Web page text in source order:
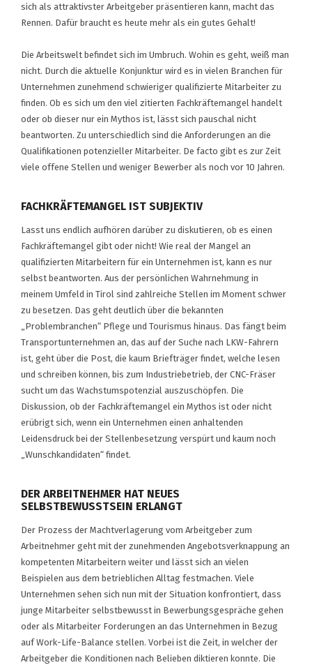
sich als attraktivster Arbeitgeber präsentieren kann, macht das
Rennen. Dafür braucht es heute mehr als ein gutes Gehalt!
Die Arbeitswelt befindet sich im Umbruch. Wohin es geht, weiß man
nicht. Durch die aktuelle Konjunktur wird es in vielen Branchen für
Unternehmen zunehmend schwieriger qualifizierte Mitarbeiter zu
finden. Ob es sich um den viel zitierten Fachkräftemangel handelt
oder ob dieser nur ein Mythos ist, lässt sich pauschal nicht
beantworten. Zu unterschiedlich sind die Anforderungen an die
Qualifikationen potenzieller Mitarbeiter. De facto gibt es zur Zeit
viele offene Stellen und weniger Bewerber als noch vor 10 Jahren.
FACHKRÄFTEMANGEL IST SUBJEKTIV
Lasst uns endlich aufhören darüber zu diskutieren, ob es einen
Fachkräftemangel gibt oder nicht! Wie real der Mangel an
qualifizierten Mitarbeitern für ein Unternehmen ist, kann es nur
selbst beantworten. Aus der persönlichen Wahrnehmung in
meinem Umfeld in Tirol sind zahlreiche Stellen im Moment schwer
zu besetzen. Das geht deutlich über die bekannten
„Problembranchen“ Pflege und Tourismus hinaus. Das fängt beim
Transportunternehmen an, das auf der Suche nach LKW-Fahrern
ist, geht über die Post, die kaum Briefträger findet, welche lesen
und schreiben können, bis zum Industriebetrieb, der CNC-Fräser
sucht um das Wachstumspotenzial auszuschöpfen. Die
Diskussion, ob der Fachkräftemangel ein Mythos ist oder nicht
erübrigt sich, wenn ein Unternehmen einen anhaltenden
Leidensdruck bei der Stellenbesetzung verspürt und kaum noch
„Wunschkandidaten“ findet.
DER ARBEITNEHMER HAT NEUES
SELBSTBEWUSSTSEIN ERLANGT
Der Prozess der Machtverlagerung vom Arbeitgeber zum
Arbeitnehmer geht mit der zunehmenden Angebotsverknappung an
kompetenten Mitarbeitern weiter und lässt sich an vielen
Beispielen aus dem betrieblichen Alltag festmachen. Viele
Unternehmen sehen sich nun mit der Situation konfrontiert, dass
junge Mitarbeiter selbstbewusst in Bewerbungsgespräche gehen
oder als Mitarbeiter Forderungen an das Unternehmen in Bezug
auf Work-Life-Balance stellen. Vorbei ist die Zeit, in welcher der
Arbeitgeber die Konditionen nach Belieben diktieren konnte. Die